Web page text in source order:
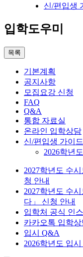
신/편입생
입학도우미
목록
기본계획
공지사항
모집요강 신청
FAQ
Q&A
통합 자료실
온라인 입학상담
신/편입생 가이드
2026학년
2027학년도 수
청 안내
2027학년도 수
다」 신청 안내
입학처 공식 인
카카오톡 입학상
입시 Q&A
2026학년도 입